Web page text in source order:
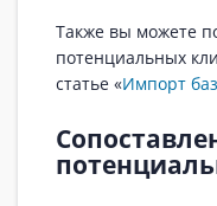
Также вы можете
потенциальных
статье «Импорт